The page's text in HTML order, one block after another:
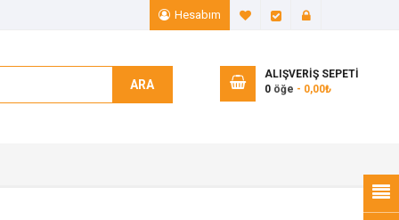
Hesabım A. Listem (0)
Ödeme
ARA
ALIŞVERIŞ SEPETI
0 öğe - 0,00₺